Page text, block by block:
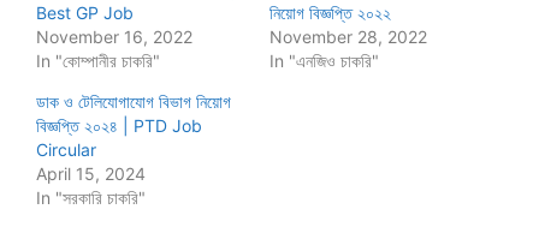
Best GP Job
November 16, 2022
In "কোম্পানীর চাকরি"
নিয়োগ বিজ্ঞপ্তি ২০২২
November 28, 2022
In "এনজিও চাকরি"
ডাক ও টেলিযোগাযোগ বিভাগ নিয়োগ
বিজ্ঞপ্তি ২০২৪ | PTD Job
Circular
April 15, 2024
In "সরকারি চাকরি"